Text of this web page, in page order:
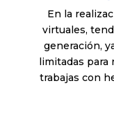
En la
virtuales,
generación,
limitadas para
trabajas con